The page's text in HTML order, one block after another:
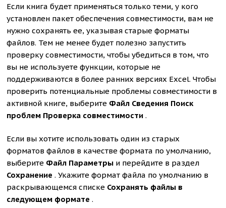
Если книга будет применяться только теми, у кого
установлен пакет обеспечения совместимости, вам не
нужно сохранять ее, указывая старые форматы
файлов. Тем не менее будет полезно запустить
проверку совместимости, чтобы убедиться в том, что
вы не используете функции, которые не
поддерживаются в более ранних версиях Excel. Чтобы
проверить потенциальные проблемы совместимости в
активной книге, выберите Файл Сведения Поиск
проблем Проверка совместимости.
Если вы хотите использовать один из старых
форматов файлов в качестве формата по умолчанию,
выберите Файл Параметры и перейдите в раздел
Сохранение. Укажите формат файла по умолчанию в
раскрывающемся списке Сохранять файлы в
следующем формате.